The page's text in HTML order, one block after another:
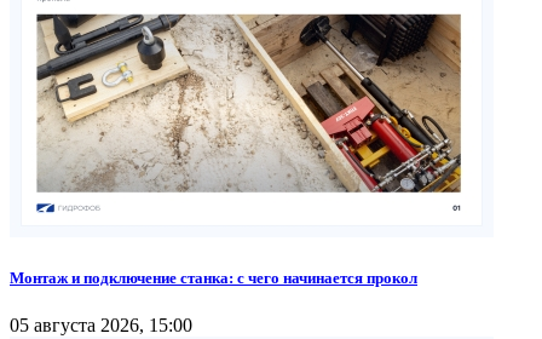
Монтаж и подключение станка: с чего начинается прокол
05 августа 2026, 15:00